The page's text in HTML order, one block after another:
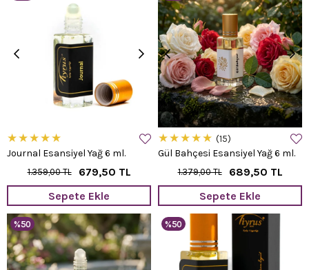
Journal Esansiyel Yağ 6 ml.
★★★★★
679,50 TL
1.359,00 TL
Sepete Ekle
Gül Bahçesi Esansiyel Yağ 6 ml.
★★★★★ 15
689,50 TL
1.379,00 TL
Sepete Ekle
%50 %50